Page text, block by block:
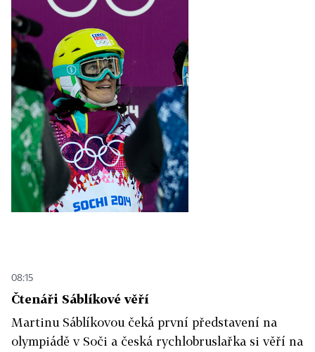
08:15
Čtenáři Sáblíkové věří
Martinu Sáblíkovou čeká první představení na
olympiádě v Soči a česká rychlobruslařka si věří na